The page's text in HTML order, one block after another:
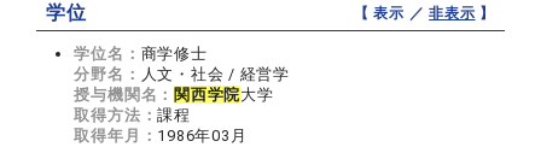
学位 【 表示 ／非表示 】
学位名： 商学修士
分野名： 人文・社会 / 経営学
授与機関名： 関西学院大学
取得方法：課程
取得年月： 1986年03月